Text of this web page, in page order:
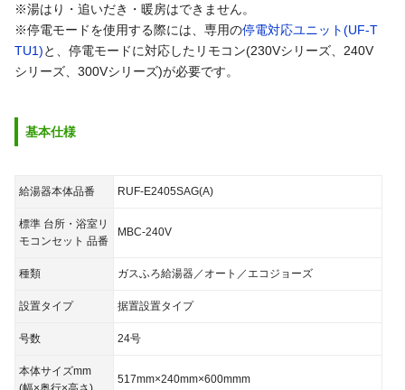
※湯はり・追いだき・暖房はできません。
※停電モードを使用する際には、専用の停電対応ユニット(UF-T
TU1)と、停電モードに対応したリモコン(230Vシリーズ、240V
シリーズ、300Vシリーズ)が必要です。
基本仕様
給湯器本体品番 RUF-E2405SAG(A)
標準 台所・浴室リ
モコンセット 品番
MBC-240V
種類 ガスふろ給湯器／オート／エコジョーズ
設置タイプ 据置設置タイプ
号数 24号
本体サイズmm
517mm×240mm×600mmm